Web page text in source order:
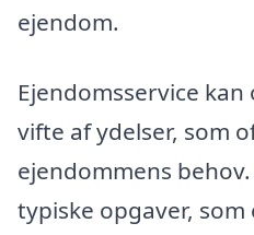
ejendom.
Ejendomsservice
vifte af ydelser, som
ejendommens
typiske opgaver,